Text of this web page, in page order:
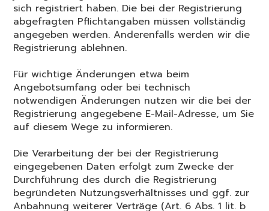
sich registriert haben. Die bei der Registrierung
abgefragten Pflichtangaben müssen vollständig
angegeben werden. Anderenfalls werden wir die
Registrierung ablehnen.
Für wichtige Änderungen etwa beim
Angebotsumfang oder bei technisch
notwendigen Änderungen nutzen wir die bei der
Registrierung angegebene E-Mail-Adresse, um Sie
auf diesem Wege zu informieren.
Die Verarbeitung der bei der Registrierung
eingegebenen Daten erfolgt zum Zwecke der
Durchführung des durch die Registrierung
begründeten Nutzungsverhältnisses und ggf. zur
Anbahnung weiterer Verträge (Art. 6 Abs. 1 lit. b